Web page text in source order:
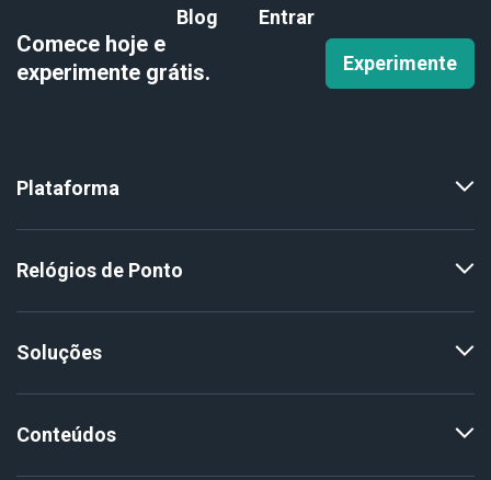
Blog Entrar
Comece hoje e
experimente grátis. Experimente
Plataforma
Relógios de Ponto
Soluções
Conteúdos